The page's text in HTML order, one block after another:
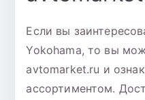
Если вы
Yokohama, то вы
avtomarket.ru и
ассортиментом.